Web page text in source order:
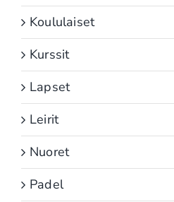
Koululaiset
Kurssit
Lapset
Leirit
Nuoret
Padel